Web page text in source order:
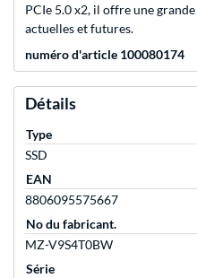
PCIe 5.0 x2, il offre une
actuelles et futures.
numéro d'article 100080174
Détails
Type
SSD
EAN
8806095575667
No du fabricant.
MZ-V9S4T0BW
Série